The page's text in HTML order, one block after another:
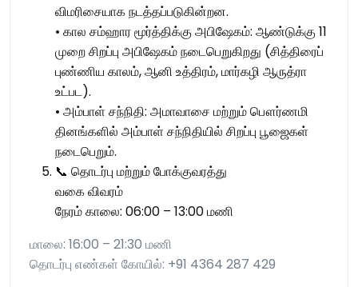
விமரிசையாக நடத்தப்படுகின்றன.
• கால சம்ஹார மூர்த்திக்கு அபிஷேகம்: ஆண்டுக்கு 11
முறை சிறப்பு அபிஷேகம் நடைபெறுகிறது (சித்திரைப்
புண்ணிய காலம், ஆனி உத்திரம், மார்கழி ஆருத்ரா
உட்பட).
• அம்பாள் சந்நிதி: அமாவாசை மற்றும் பௌர்ணமி
தினங்களில் அம்பாள் சந்நிதியில் சிறப்பு பூஜைகள்
நடைபெறும்.
📞 தொடர்பு மற்றும் போக்குவரத்து
வகை விவரம்
நேரம் காலை: 06:00 – 13:00 மணி
மாலை: 16:00 – 21:30 மணி
தொடர்பு எண்கள் கோயில்: +91 4364 287 429